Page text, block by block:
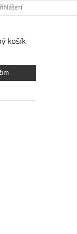
A VRÁCENÍ ZBOŽÍ
košík